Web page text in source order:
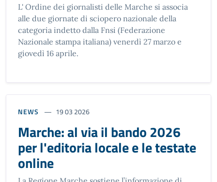
L' Ordine dei giornalisti delle Marche si associa
alle due giornate di sciopero nazionale della
categoria indetto dalla Fnsi (Federazione
Nazionale stampa italiana) venerdì 27 marzo e
giovedì 16 aprile.
NEWS 19 03 2026
Marche: al via il bando 2026
per l'editoria locale e le testate
online